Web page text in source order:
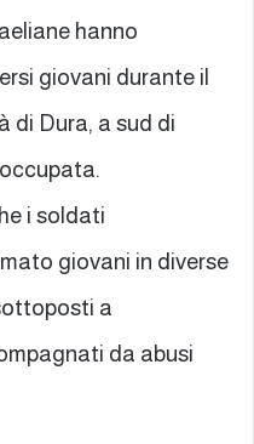
hanno
giovani durante il
di Dura, a sud di
i soldati
giovani in diverse
a
da abusi